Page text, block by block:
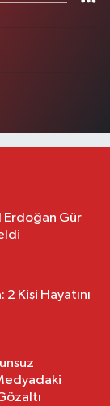
Erdoğan Gür
Kişi Hayatını